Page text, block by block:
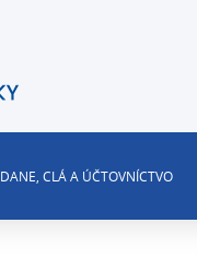
DANE, CLÁ A ÚČTOVNÍCTVO